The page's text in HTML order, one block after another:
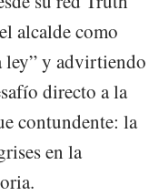
alcalde como
ley” y advirtiendo
directo a la
contundente: la
en la